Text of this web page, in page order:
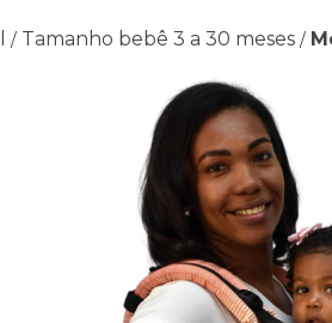
/ Tamanho bebê 3 a 30 meses /